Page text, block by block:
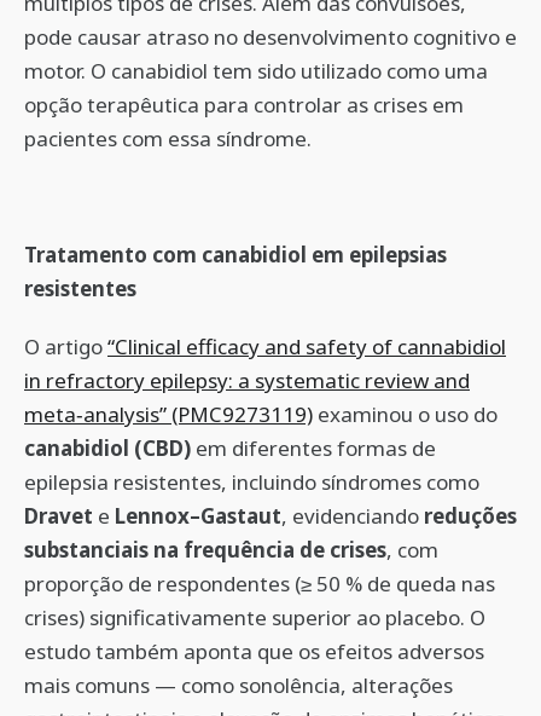
pode causar atraso no desenvolvimento cognitivo e
motor. O canabidiol tem sido utilizado como uma
opção terapêutica para controlar as crises em
pacientes com essa síndrome.
Tratamento com canabidiol em epilepsias
resistentes
O artigo“Clinical efficacy and safety of cannabidiol
in refractory epilepsy: a systematic review and
meta‐analysis” (PMC9273119) examinou o uso do
canabidiol (CBD) em diferentes formas de
epilepsia resistentes, incluindo síndromes como
Dravet e Lennox–Gastaut, evidenciando reduções
substanciais na frequência de crises, com
proporção de respondentes (≥ 50 % de queda nas
crises) significativamente superior ao placebo. O
estudo também aponta que os efeitos adversos
mais comuns — como sonolência, alterações